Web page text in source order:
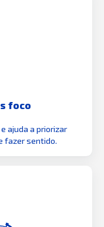
foco
ajuda a priorizar
fazer sentido.